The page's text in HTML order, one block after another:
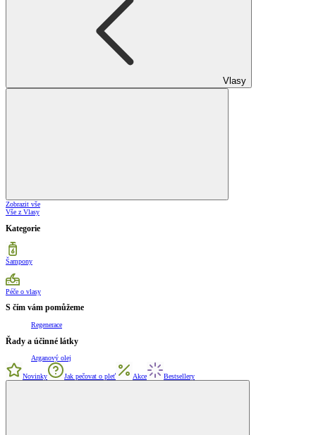
Vlasy
Zobrazit vše
Vše z Vlasy
Kategorie
Šampony
Péče o vlasy
S čím vám pomůžeme
Regenerace
Řady a účinné látky
Arganový olej
Novinky Jak pečovat o pleť Akce Bestsellery